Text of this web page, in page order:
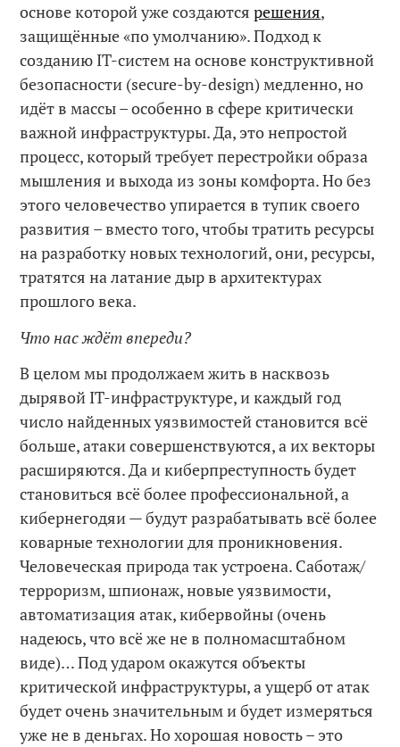
основе которой уже создаютсярешения,
защищённые «по умолчанию». Подход к
созданию IT-систем на основе конструктивной
безопасности (secure-by-design) медленно, но
идёт в массы – особенно в сфере критически
важной инфраструктуры. Да, это непростой
процесс, который требует перестройки образа
мышления и выхода из зоны комфорта. Но без
этого человечество упирается в тупик своего
развития – вместо того, чтобы тратить ресурсы
на разработку новых технологий, они, ресурсы,
тратятся на латание дыр в архитектурах
прошлого века.
Что нас ждёт впереди?
В целом мы продолжаем жить в насквозь
дырявой IT-инфраструктуре, и каждый год
число найденных уязвимостей становится всё
больше, атаки совершенствуются, а их векторы
расширяются. Да и киберпреступность будет
становиться всё более профессиональной, а
кибернегодяи — будут разрабатывать всё более
коварные технологии для проникновения.
Человеческая природа так устроена. Саботаж/
терроризм, шпионаж, новые уязвимости,
автоматизация атак, кибервойны (очень
надеюсь, что всё же не в полномасштабном
виде)… Под ударом окажутся объекты
критической инфраструктуры, а ущерб от атак
будет очень значительным и будет измеряться
уже не в деньгах. Но хорошая новость – это